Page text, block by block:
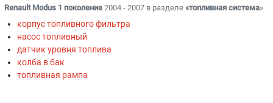
Renault Modus 1 поколение 2004 - 2007 в разделе «топливная система»
корпус топливного фильтра
насос топливный
датчик уровня топлива
колба в бак
топливная рампа